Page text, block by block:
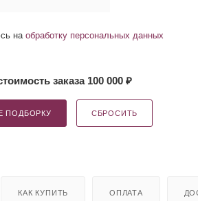
на обработку персональных данных
заказа 100 000 ₽
ПОДБОРКУ СБРОСИТЬ
КАК КУПИТЬ ОПЛАТА